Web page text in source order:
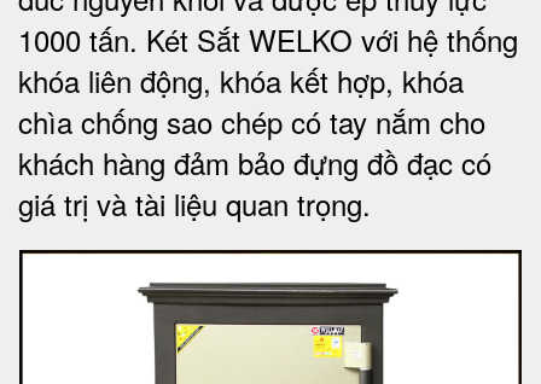
1000 tấn. Két Sắt WELKO với hệ thống
khóa liên động, khóa kết hợp, khóa
chìa chống sao chép có tay nắm cho
khách hàng đảm bảo đựng đồ đạc có
giá trị và tài liệu quan trọng.